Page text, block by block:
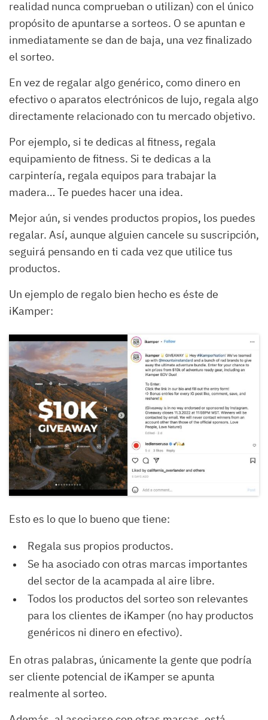
realidad nunca comprueban o utilizan) con el único
propósito de apuntarse a sorteos. O se apuntan e
inmediatamente se dan de baja, una vez finalizado
el sorteo.
En vez de regalar algo genérico, como dinero en
efectivo o aparatos electrónicos de lujo, regala algo
directamente relacionado con tu mercado objetivo.
Por ejemplo, si te dedicas al fitness, regala
equipamiento de fitness. Si te dedicas a la
carpintería, regala equipos para trabajar la
madera… Te puedes hacer una idea.
Mejor aún, si vendes productos propios, los puedes
regalar. Así, aunque alguien cancele su suscripción,
seguirá pensando en ti cada vez que utilice tus
productos.
Un ejemplo de regalo bien hecho es éste de
iKamper:
Esto es lo que lo bueno que tiene:
Regala sus propios productos.
Se ha asociado con otras marcas importantes
del sector de la acampada al aire libre.
Todos los productos del sorteo son relevantes
para los clientes de iKamper (no hay productos
genéricos ni dinero en efectivo).
En otras palabras, únicamente la gente que podría
ser cliente potencial de iKamper se apunta
realmente al sorteo.